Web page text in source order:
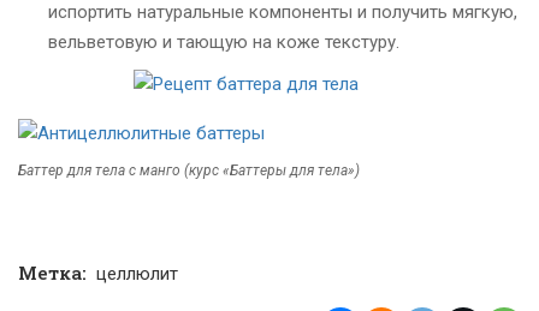
испортить натуральные компоненты и получить мягкую,
вельветовую и тающую на коже текстуру.
Баттер для тела с манго (курс «Баттеры для тела»)
Метка: целлюлит